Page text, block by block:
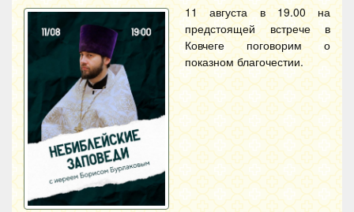
11 августа в 19.00 на
предстоящей встрече в
Ковчеге поговорим о
показном благочестии.